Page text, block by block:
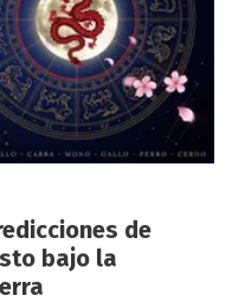
de
bajo la